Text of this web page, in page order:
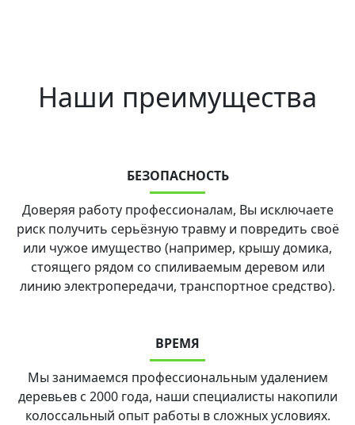
Наши преимущества
БЕЗОПАСНОСТЬ
Доверяя работу профессионалам, Вы исключаете
риск получить серьёзную травму и повредить своё
или чужое имущество (например, крышу домика,
стоящего рядом со спиливаемым деревом или
линию электропередачи, транспортное средство).
ВРЕМЯ
Мы занимаемся профессиональным удалением
деревьев с 2000 года, наши специалисты накопили
колоссальный опыт работы в сложных условиях.